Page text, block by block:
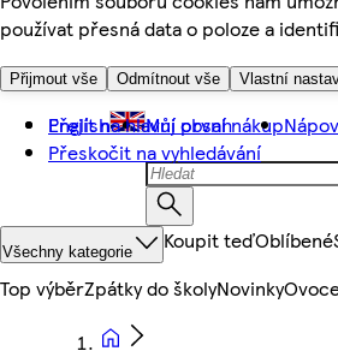
používat přesná data o poloze a
Přijmout vše Odmítnout vše Vlastní
Přejít na hlavní obsah
Přeskočit na vyhledávání
English Můj první nákup
Všechny kategorie Koupit teďOblíbené
Top výběrZpátky do školyNovinky